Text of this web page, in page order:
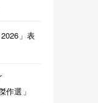
」表
作選」